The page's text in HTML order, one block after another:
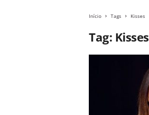
Início Tags Kisses
Tag: Kisses